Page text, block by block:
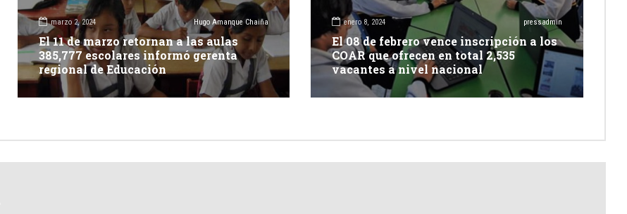
marzo 2, 2024 Hugo Amanque Chaiña
El 11 de marzo retornan a las aulas
385,777 escolares informó gerenta
regional de Educación
enero 8, 2024 pressadmin
El 08 de febrero vence inscripción a los
COAR que ofrecen en total 2,535
vacantes a nivel nacional